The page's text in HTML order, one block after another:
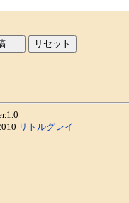
リトルグレイ